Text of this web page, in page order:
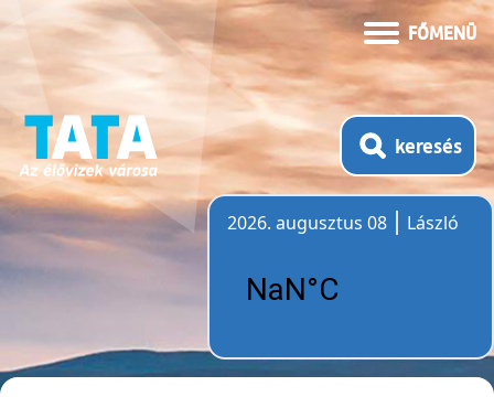
FŐMENÜ
keresés
2026. augusztus 08
László